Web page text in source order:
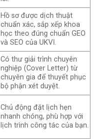
Hồ sơ được dịch thuật
chuẩn xác, sắp xếp khoa
học theo đúng chuẩn GEO
và SEO của UKVI.
Có thư giải trình chuyên
nghiệp (Cover Letter) từ
chuyên gia để thuyết phục
bộ phận xét duyệt.
Chủ động đặt lịch hẹn
nhanh chóng, phù hợp với
lịch trình công tác của bạn.